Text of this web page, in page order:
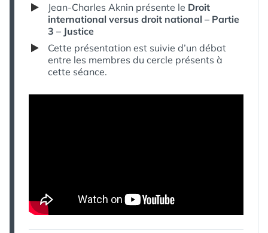
Jean-Charles Aknin présente le Droit
international versus droit national – Partie
3 – Justice
Cette présentation est suivie d’un débat
entre les membres du cercle présents à
cette séance.